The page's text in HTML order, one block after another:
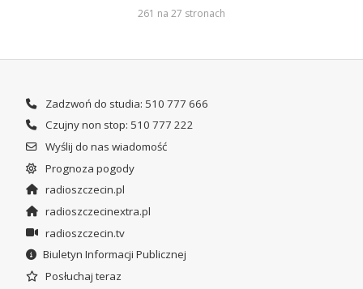
261 na 27 stronach
Zadzwoń do studia: 510 777 666
Czujny non stop: 510 777 222
Wyślij do nas wiadomość
Prognoza pogody
radioszczecin.pl
radioszczecinextra.pl
radioszczecin.tv
Biuletyn Informacji Publicznej
Posłuchaj teraz